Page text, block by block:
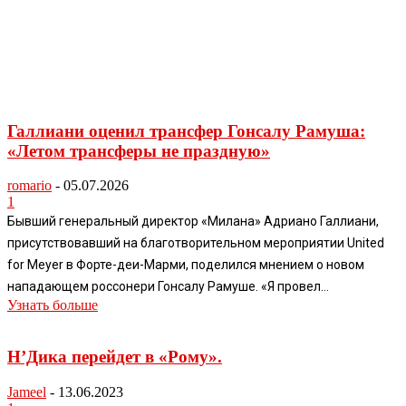
Галлиани оценил трансфер Гонсалу Рамуша:
«Летом трансферы не праздную»
romario - 05.07.2026
1
Бывший генеральный директор «Милана» Адриано Галлиани,
присутствовавший на благотворительном мероприятии United
for Meyer в Форте-деи-Марми, поделился мнением о новом
нападающем россонери Гонсалу Рамуше. «Я провел...
Узнать больше
Н’Дика перейдет в «Рому».
Jameel - 13.06.2023